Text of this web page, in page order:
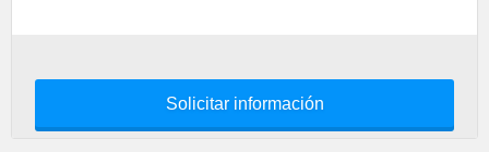
Solicitar información